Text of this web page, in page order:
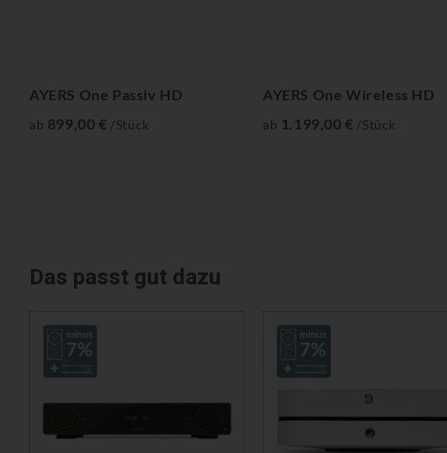
AYERS One Passiv HD
ab 899,00 € /Stück
AYERS One Wireless HD
ab 1.199,00 € /Stück
Das passt gut dazu